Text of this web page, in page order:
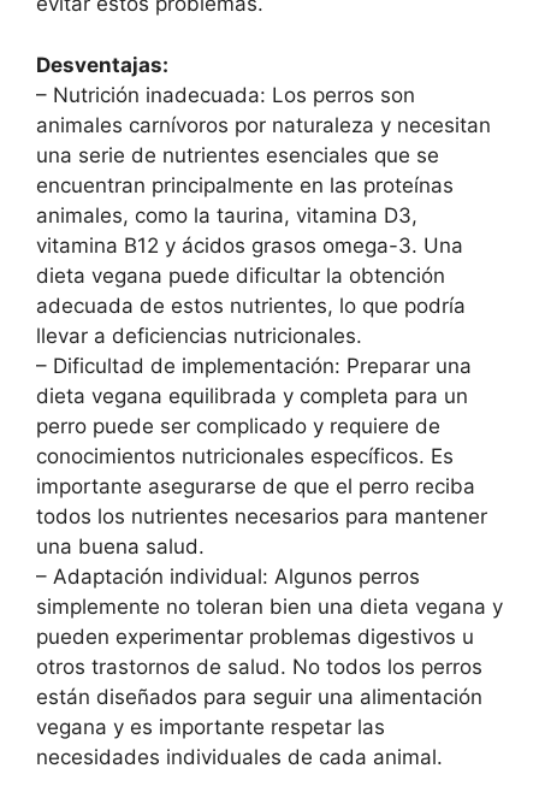
Desventajas:
– Nutrición inadecuada: Los perros son
animales carnívoros por naturaleza y necesitan
una serie de nutrientes esenciales que se
encuentran principalmente en las proteínas
animales, como la taurina, vitamina D3,
vitamina B12 y ácidos grasos omega-3. Una
dieta vegana puede dificultar la obtención
adecuada de estos nutrientes, lo que podría
llevar a deficiencias nutricionales.
– Dificultad de implementación: Preparar una
dieta vegana equilibrada y completa para un
perro puede ser complicado y requiere de
conocimientos nutricionales específicos. Es
importante asegurarse de que el perro reciba
todos los nutrientes necesarios para mantener
una buena salud.
– Adaptación individual: Algunos perros
simplemente no toleran bien una dieta vegana y
pueden experimentar problemas digestivos u
otros trastornos de salud. No todos los perros
están diseñados para seguir una alimentación
vegana y es importante respetar las
necesidades individuales de cada animal.